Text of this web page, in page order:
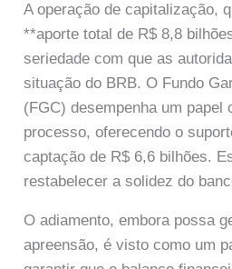
A operação de capitalização,
**aporte total de R$ 8,8
seriedade com que as
situação do BRB. O Fundo
(FGC) desempenha um papel
processo, oferecendo o
captação de R$ 6,6 bilhões.
restabelecer a solidez do
O adiamento, embora possa
apreensão, é visto como um